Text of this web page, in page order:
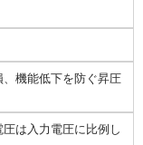
機能低下を防ぐ昇圧
は入力電圧に比例し